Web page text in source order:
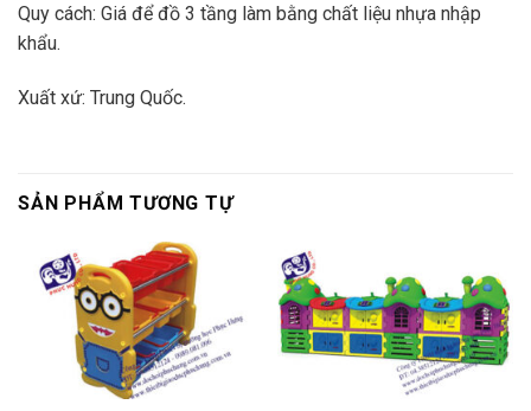
Quy cách: Giá để đồ 3 tầng làm bằng chất liệu nhựa nhập
khẩu.
Xuất xứ: Trung Quốc.
SẢN PHẨM TƯƠNG TỰ